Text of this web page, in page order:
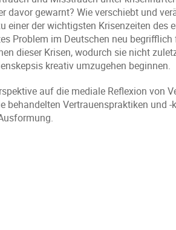
gewarnt? Wie verschiebt und
der wichtigsten Krisenzeiten des
Problem im Deutschen neu
dieser Krisen, wodurch sie nicht
kreativ umzugehen beginnen.
auf die mediale Reflexion von
Vertrauenspraktiken und -